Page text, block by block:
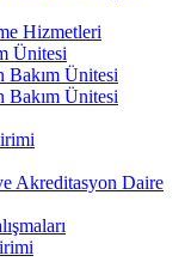
Hizmetleri
Ünitesi
Bakım Ünitesi
Bakım Ünitesi
Akreditasyon Daire